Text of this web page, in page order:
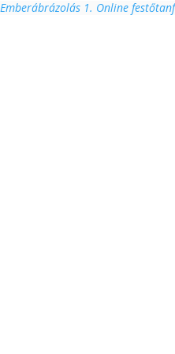
Emberábrázolás 1. Online